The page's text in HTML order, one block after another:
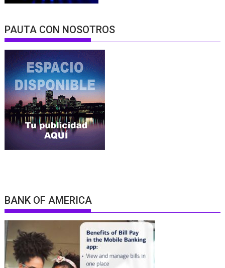
PAUTA CON NOSOTROS
BANK OF AMERICA